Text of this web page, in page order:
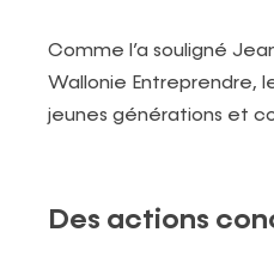
Comme l’a souligné
Wallonie Entreprendre,
jeunes générations et
Des actions